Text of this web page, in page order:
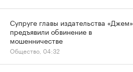
Супруге главы издательства «Джем»
предъявили обвинение в
мошенничестве
Общество, 04:32